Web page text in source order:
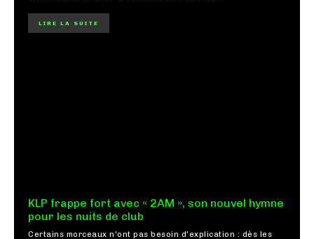
LIRE LA SUITE
KLP frappe fort avec « 2AM », son nouvel hymne
pour les nuits de club
Certains morceaux n'ont pas besoin d'explication : dès les